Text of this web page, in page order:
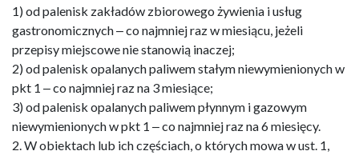
1) od palenisk zakładów zbiorowego żywienia i usług
gastronomicznych ‒ co najmniej raz w miesiącu, jeżeli
przepisy miejscowe nie stanowią inaczej;
2) od palenisk opalanych paliwem stałym niewymienionych w
pkt 1 ‒ co najmniej raz na 3 miesiące;
3) od palenisk opalanych paliwem płynnym i gazowym
niewymienionych w pkt 1 ‒ co najmniej raz na 6 miesięcy.
2. W obiektach lub ich częściach, o których mowa w ust. 1,